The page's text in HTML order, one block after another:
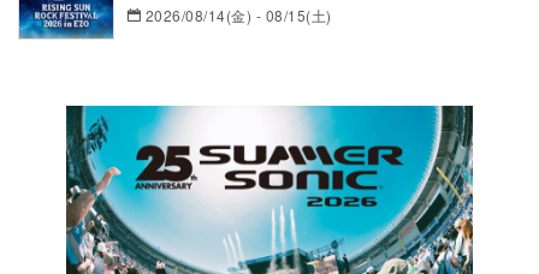
2026/08/14(金) - 08/15(土)